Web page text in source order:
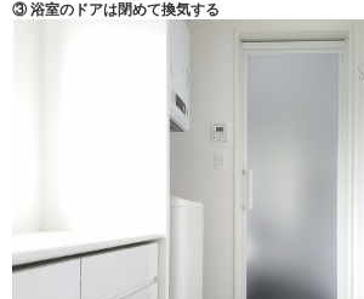
③ 浴室のドアは閉めて換気する